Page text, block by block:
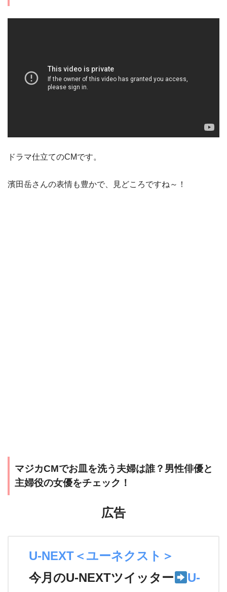
ドラマ仕立てのCMです。
濱田岳さんの表情も豊かで、見どころですね～！
マジカCMでお皿を洗う夫婦は誰？男性俳優と
主婦役の女優をチェック！
広告
U-NEXT＜ユーネクスト＞
今月のU-NEXTツイッター
U-